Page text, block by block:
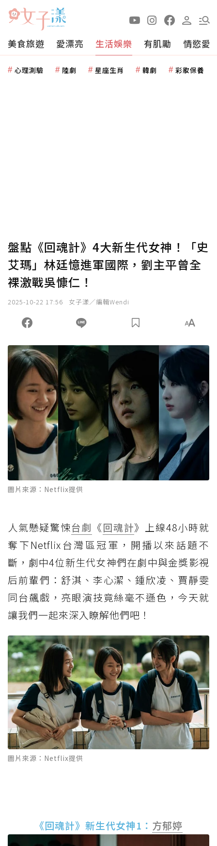
美食旅遊 愛漂亮 生活娛樂 有肌勵 情慾愛
心理測驗 陸劇 星座生肖 韓劇 彩妝保養
盤點《回魂計》4大新生代女神！「史
艾瑪」林廷憶進軍國際，劉主平曾全
裸激戰吳慷仁！
2025-10-22 17:56 女子漾／編輯Wendi
圖片來源：Netflix提供
人氣懸疑驚悚台劇 《回魂計》上線48小時就
奪下Netflix台灣區冠軍，開播以來話題不
斷，劇中4位新生代女神們在劇中與金獎影視
后前輩們：舒淇、李心潔、鍾欣凌、賈靜雯
同台飆戲，亮眼演技竟絲毫不遜色，今天就
讓我們一起來深入瞭解他們吧！
圖片來源：Netflix提供
《回魂計》新生代女神1： 方郁婷